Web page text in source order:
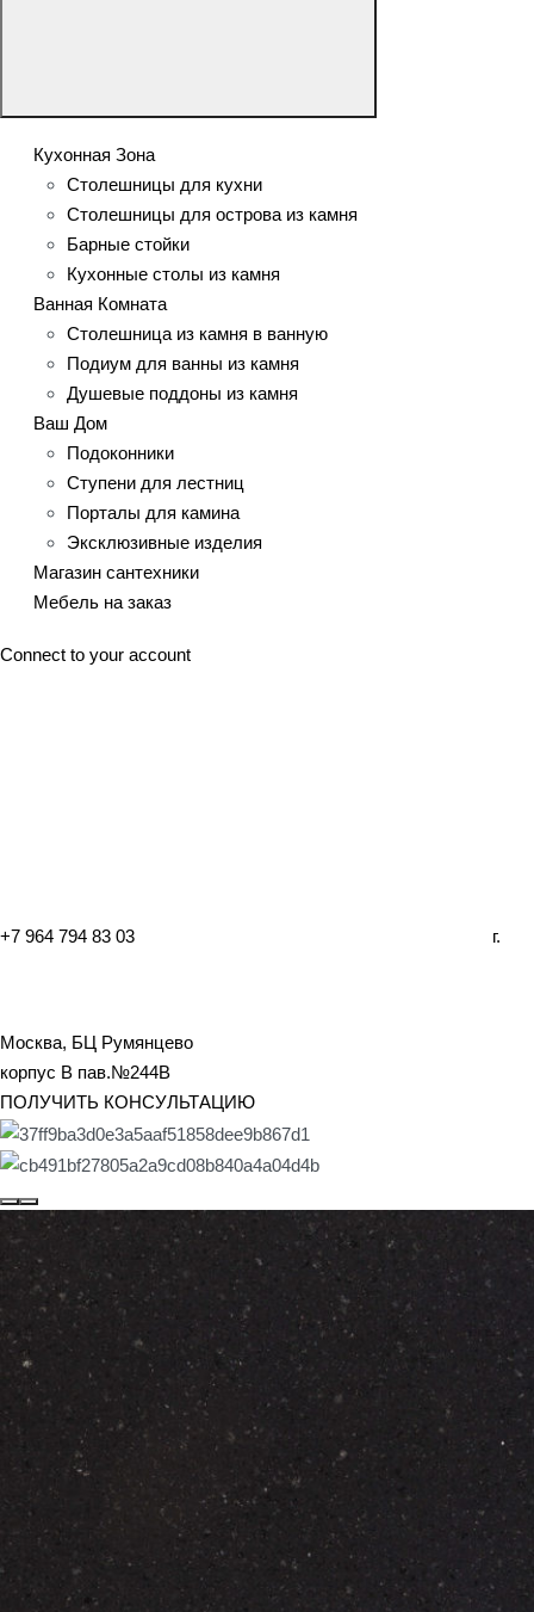
Кухонная Зона
Столешницы для кухни
Столешницы для острова из камня
Барные стойки
Кухонные столы из камня
Ванная Комната
Столешница из камня в ванную
Подиум для ванны из камня
Душевые поддоны из камня
Ваш Дом
Подоконники
Ступени для лестниц
Порталы для камина
Эксклюзивные изделия
Магазин сантехники
Мебель на заказ
Connect to your account
+7 964 794 83 03 г.
Москва, БЦ Румянцево
корпус B пав.№244B
ПОЛУЧИТЬ КОНСУЛЬТАЦИЮ